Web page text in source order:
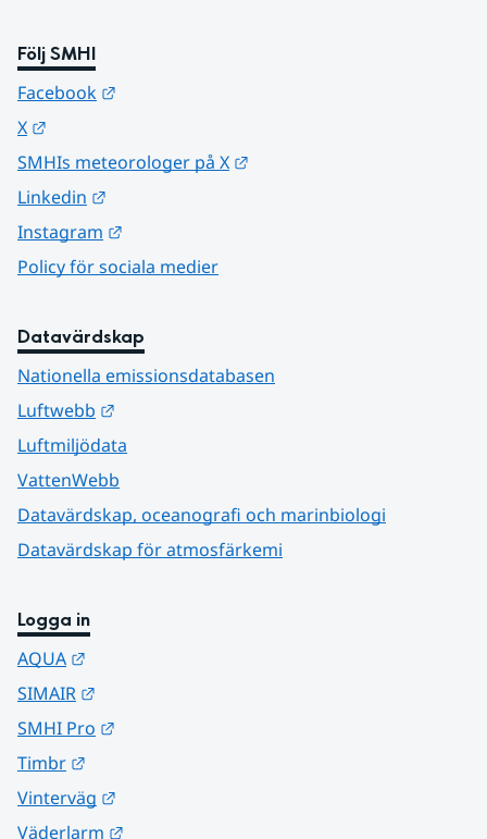
Följ SMHI
Facebook
X
SMHIs meteorologer på X
Linkedin
Instagram
Policy för sociala medier
Datavärdskap
Nationella emissionsdatabasen
Luftwebb
Luftmiljödata
VattenWebb
Datavärdskap, oceanografi och marinbiologi
Datavärdskap för atmosfärkemi
Logga in
AQUA
SIMAIR
SMHI Pro
Timbr
Vinterväg
Väderlarm